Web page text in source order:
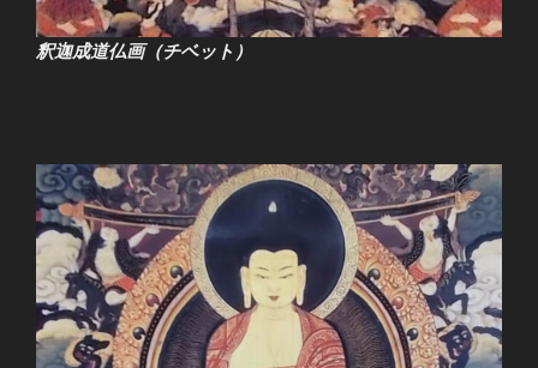
釈迦成道仏画（チベット）